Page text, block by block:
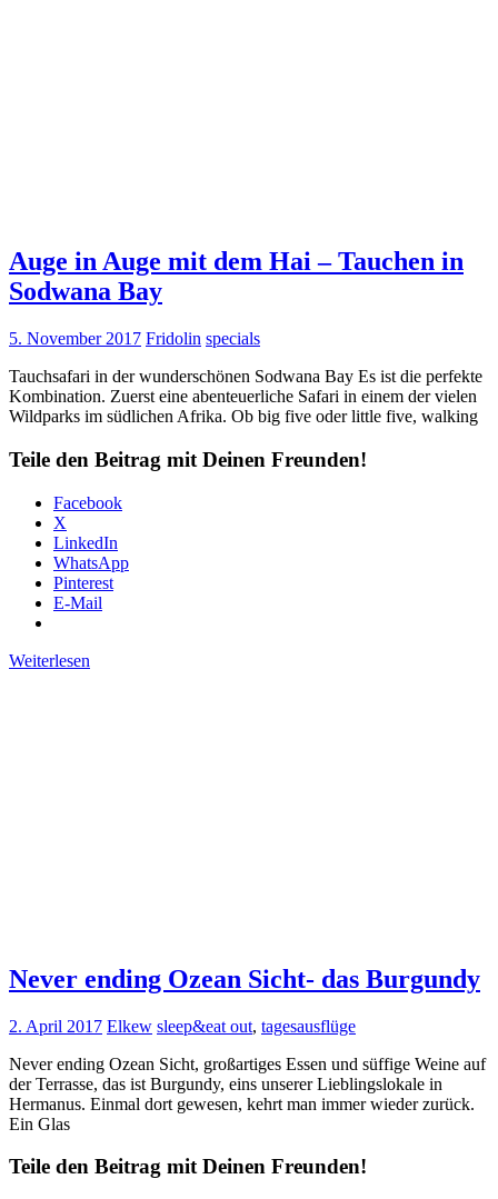
Auge in Auge mit dem Hai – Tauchen in
Sodwana Bay
5. November 2017 Fridolin specials
Tauchsafari in der wunderschönen Sodwana Bay Es ist die perfekte
Kombination. Zuerst eine abenteuerliche Safari in einem der vielen
Wildparks im südlichen Afrika. Ob big five oder little five, walking
Teile den Beitrag mit Deinen Freunden!
Facebook
X
LinkedIn
WhatsApp
Pinterest
E-Mail
Weiterlesen
Never ending Ozean Sicht- das Burgundy
2. April 2017 Elkew sleep&eat out, tagesausflüge
Never ending Ozean Sicht, großartiges Essen und süffige Weine auf
der Terrasse, das ist Burgundy, eins unserer Lieblingslokale in
Hermanus. Einmal dort gewesen, kehrt man immer wieder zurück.
Ein Glas
Teile den Beitrag mit Deinen Freunden!